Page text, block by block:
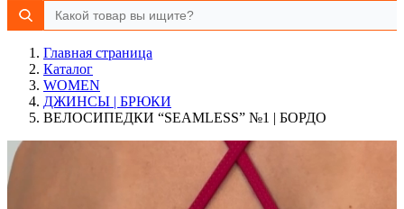
Главная страница
Каталог
WOMEN
ДЖИНСЫ | БРЮКИ
ВЕЛОСИПЕДКИ “SEAMLESS” №1 | БОРДО